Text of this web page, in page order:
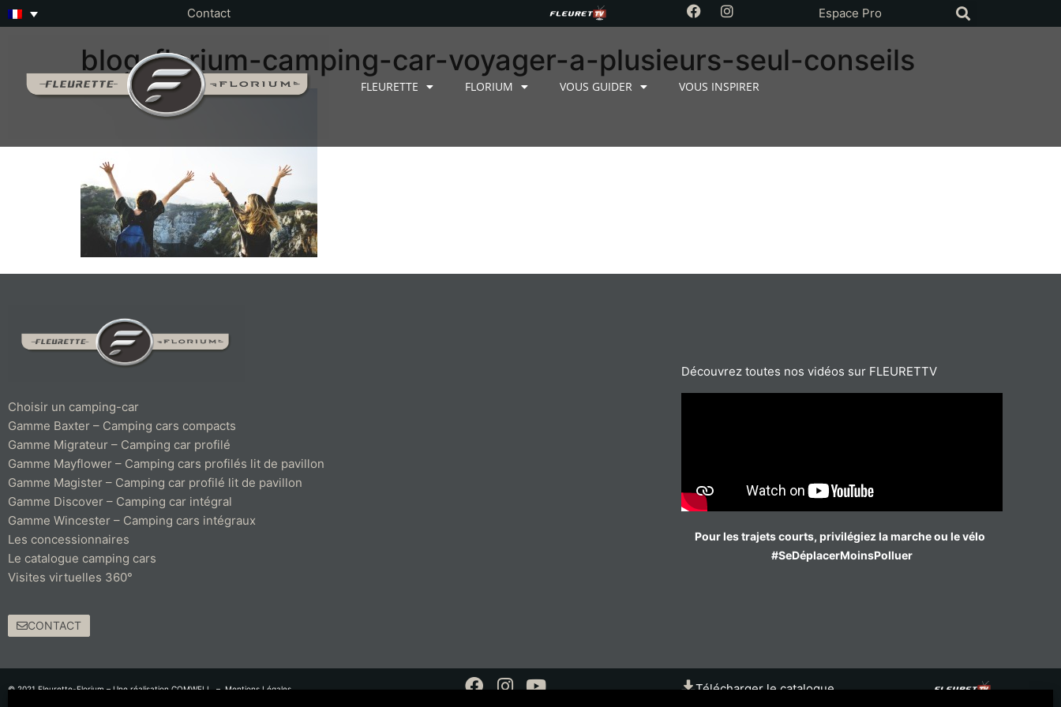
Contact Espace Pro
FLEURETTE FLORIUM VOUS GUIDER VOUS INSPIRER
blog-florium-camping-car-voyager-a-plusieurs-seul-conseils
Choisir un camping-car
Gamme Baxter – Camping cars compacts
Gamme Migrateur – Camping car profilé
Gamme Mayflower – Camping cars profilés lit de pavillon
Gamme Magister – Camping car profilé lit de pavillon
Gamme Discover – Camping car intégral
Gamme Wincester – Camping cars intégraux
Les concessionnaires
Le catalogue camping cars
Visites virtuelles 360°
CONTACT
Découvrez toutes nos vidéos sur FLEURETTV
Pour les trajets courts, privilégiez la marche ou le vélo
#SeDéplacerMoinsPolluer
© 2021 Fleurette-Florium – Une réalisationCOMWELL–Mentions Légales Télécharger le catalogue